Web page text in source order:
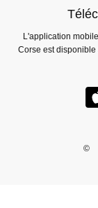
L'application
Corse est
©